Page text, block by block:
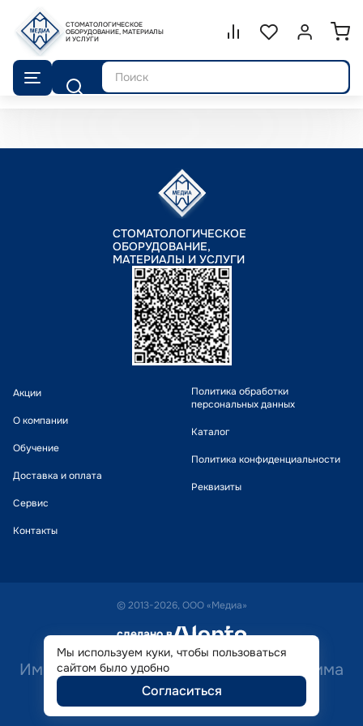
СТОМАТОЛОГИЧЕСКОЕ
ОБОРУДОВАНИЕ, МАТЕРИАЛЫ
И УСЛУГИ
Сравнение.
СписокВойти или
Поиск
СТОМАТОЛОГИЧЕСКОЕ
ОБОРУДОВАНИЕ,
МАТЕРИАЛЫ И УСЛУГИ
Акции
О компании
Обучение
Доставка и оплата
Сервис
Контакты
Политика обработки
персональных данных
Каталог
Политика конфиденциальности
Реквизиты
© 2013-2026, ООО «Медиа»
сделано в alente
Имеются противопоказания. Необходима
консультация специалиста.
Мы используем куки, чтобы пользоваться
сайтом было удобно
Согласиться